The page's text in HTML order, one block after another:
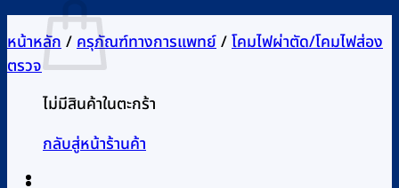
ไม่มีสินค้าในตะกร้า
กลับสู่หน้าร้านค้า
หน้าหลัก/ครุภัณฑ์ทางการแพทย์/โคมไฟผ่าตัด/โคมไฟส่อง
ตรวจ